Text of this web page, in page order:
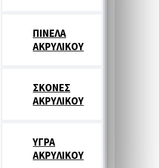
ΠΙΝΕΛΑ
ΑΚΡΥΛΙΚΟΥ
ΣΚΟΝΕΣ
ΑΚΡΥΛΙΚΟΥ
ΥΓΡΑ
ΑΚΡΥΛΙΚΟΥ